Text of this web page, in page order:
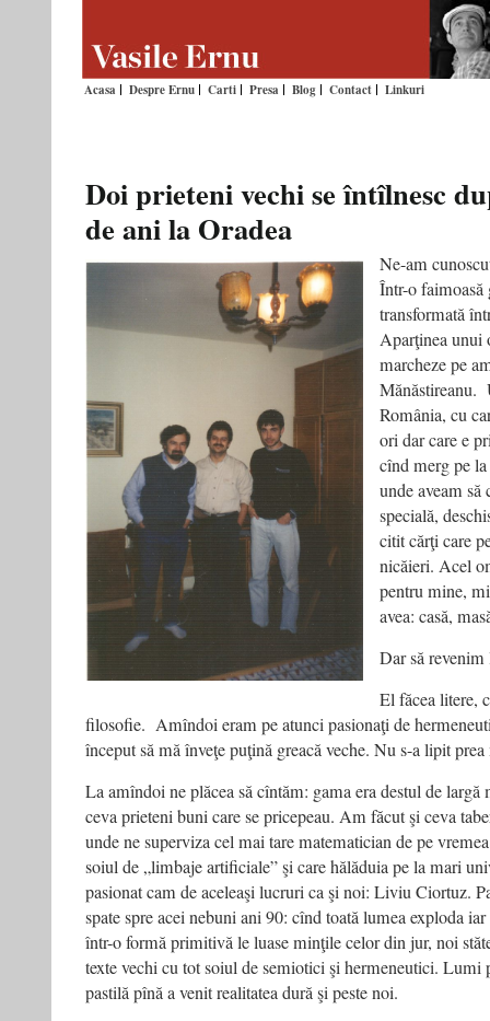
Acasa Despre Ernu Carti Presa Blog Contact Linkuri
Doi prieteni vechi se întîlnesc
de ani la Oradea
Ne-am
Într-o faimoasă
transformată
Aparţinea unui
marcheze pe
Mănăstireanu.
România, cu
ori dar care e
cînd merg pe
unde aveam
specială,
citit cărţi care
nicăieri. Acel
pentru mine,
avea: casă,
Dar să revenim
El făcea litere,
filosofie. Amîndoi eram pe atunci pasionaţi de
început să mă înveţe puţină greacă veche. Nu s-a lipit
La amîndoi ne plăcea să cîntăm: gama era destul de largă
ceva prieteni buni care se pricepeau. Am făcut şi ceva
unde ne superviza cel mai tare matematician de pe
soiul de „limbaje artificiale” şi care hălăduia pe la mari
pasionat cam de aceleaşi lucruri ca şi noi: Liviu Ciortuz.
spate spre acei nebuni ani 90: cînd toată lumea exploda
într-o formă primitivă le luase minţile celor din jur, noi
texte vechi cu tot soiul de semiotici şi hermeneutici. Lumi
pastilă pînă a venit realitatea dură şi peste noi.